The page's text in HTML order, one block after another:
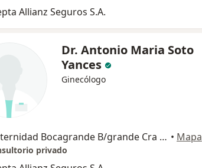
Allianz Seguros S.A.
Dr. Antonio Maria Soto
Yances
Ginecólogo
Maternidad Bocagrande B/grande Cra 3 8-177 Cons202, Cartagena • Mapa
privado